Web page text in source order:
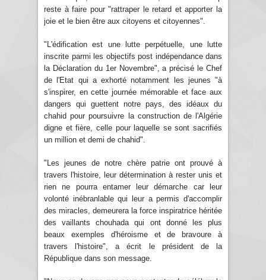
reste à faire pour "rattraper le retard et apporter la
joie et le bien être aux citoyens et citoyennes".
"L'édification est une lutte perpétuelle, une lutte
inscrite parmi les objectifs post indépendance dans
la Déclaration du 1er Novembre", a précisé le Chef
de l'Etat qui a exhorté notamment les jeunes "à
s'inspirer, en cette journée mémorable et face aux
dangers qui guettent notre pays, des idéaux du
chahid pour poursuivre la construction de l'Algérie
digne et fière, celle pour laquelle se sont sacrifiés
un million et demi de chahid".
"Les jeunes de notre chère patrie ont prouvé à
travers l'histoire, leur détermination à rester unis et
rien ne pourra entamer leur démarche car leur
volonté inébranlable qui leur a permis d'accomplir
des miracles, demeurera la force inspiratrice héritée
des vaillants chouhada qui ont donné les plus
beaux exemples d'héroisme et de bravoure à
travers l'histoire", a écrit le président de la
République dans son message.